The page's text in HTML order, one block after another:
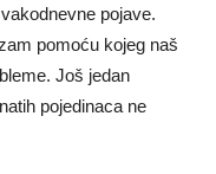
pojave.
pomoću kojeg naš
Još jedan
pojedinaca ne